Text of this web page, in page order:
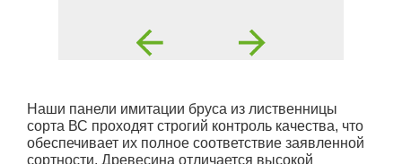
Наши панели имитации бруса из лиственницы
сорта ВС проходят строгий контроль качества, что
обеспечивает их полное соответствие заявленной
сортности. Древесина отличается высокой